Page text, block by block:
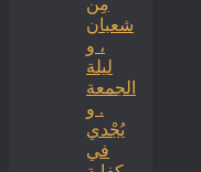
مِن
شعبان
، و
ليلة
الجمعة
. و
يُجْدي
في